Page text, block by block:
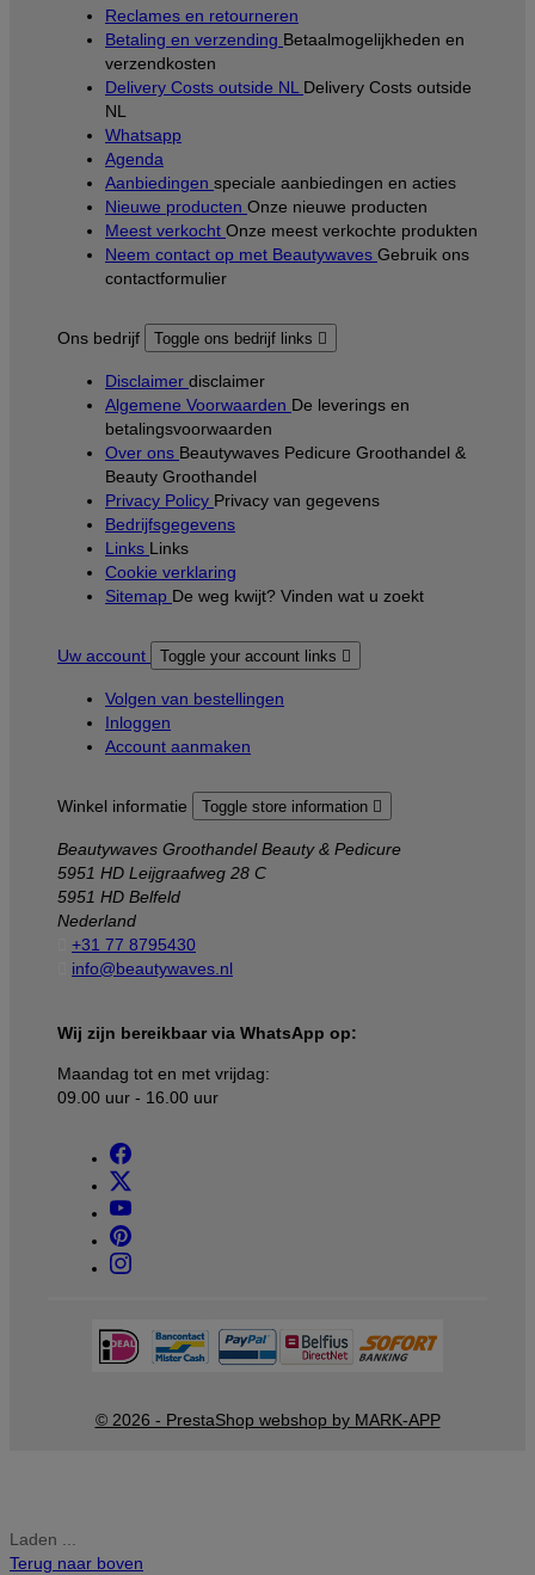
Reclames en retourneren
Betaling en verzending Betaalmogelijkheden en
verzendkosten
Delivery Costs outside NL Delivery Costs outside
NL
Whatsapp
Agenda
Aanbiedingen speciale aanbiedingen en acties
Nieuwe producten Onze nieuwe producten
Meest verkocht Onze meest verkochte produkten
Neem contact op met Beautywaves Gebruik ons
contactformulier
Ons bedrijf Toggle ons bedrijf links 
Disclaimer disclaimer
Algemene Voorwaarden De leverings en
betalingsvoorwaarden
Over ons Beautywaves Pedicure Groothandel &
Beauty Groothandel
Privacy Policy Privacy van gegevens
Bedrijfsgegevens
Links Links
Cookie verklaring
Sitemap De weg kwijt? Vinden wat u zoekt
Uw account Toggle your account links 
Volgen van bestellingen
Inloggen
Account aanmaken
Winkel informatie Toggle store information 
Beautywaves Groothandel Beauty & Pedicure
5951 HD Leijgraafweg 28 C
5951 HD Belfeld
Nederland
+31 77 8795430
info@beautywaves.nl
Wij zijn bereikbaar via WhatsApp op:
Maandag tot en met vrijdag:
09.00 uur - 16.00 uur
© 2026 - PrestaShop webshop by MARK-APP
Laden ...
Terug naar boven